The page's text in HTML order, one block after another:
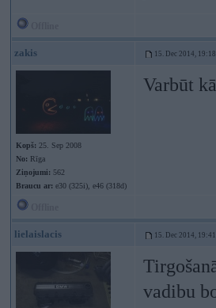
zakis 15. Dec 2014, 19:18
Kopš: 25. Sep 2008
No: Rīga
Ziņojumi: 562
Braucu ar: e30 (325i), e46 (318d)
Varbūt
lielaislacis 15. Dec 2014, 19:41
vadibu